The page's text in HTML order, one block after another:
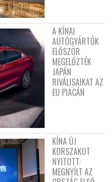
A KÍNAI
AUTÓGYÁRTÓK
ELŐSZÖR
MEGELŐZTÉK
JAPÁN
RIVÁLISAIKAT AZ
EU PIACÁN
KÍNA ÚJ
KORSZAKOT
NYITOTT:
MEGNYÍLT AZ